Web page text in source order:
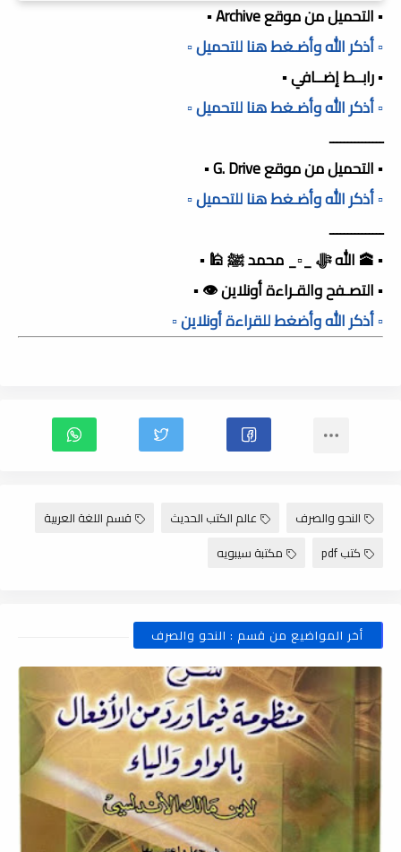
▪️ التحميل من موقع Archive ▪️
▫️ أذكر الله وأضـغط هنا للتحميل ▫️
▪️ رابــط إضــافي ▪️
▫️ أذكر الله وأضـغط هنا للتحميل ▫️
ـــــــــــــــ
▪️ التحميل من موقع G. Drive ▪️
▫️ أذكر الله وأضـغط هنا للتحميل ▫️
ـــــــــــــــ
▪️ 🕋 الله ﷻ _▫️_ محمد ﷺ 🕌 ▪️
▪️ التصـفح والقـراءة أونلاين 👁️ ▪️
▫️ أذكر الله وأضغط للقراءة أونلاين ▫️
النحو والصرف عالم الكتب الحديث
قسم اللغة العربية
كتب pdf
مكتبة سيبويه
أخر المواضيع من قسم : النحو والصرف